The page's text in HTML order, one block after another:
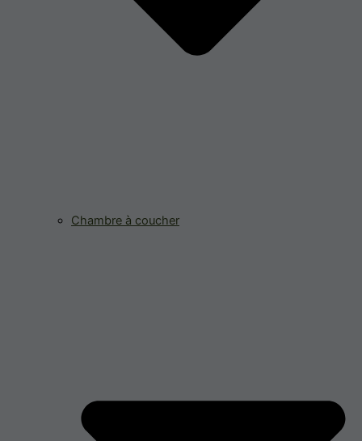
Chambre à coucher